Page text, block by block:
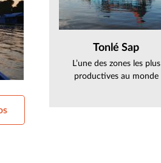
Tonlé Sap
L’une des zones les plus
productives au monde